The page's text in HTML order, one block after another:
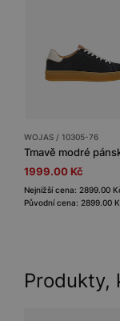
WOJAS / 10305-76
1999.00 Kč
Nejnižší cena: 2899.00
Původní cena: 2899.00
Produkty,